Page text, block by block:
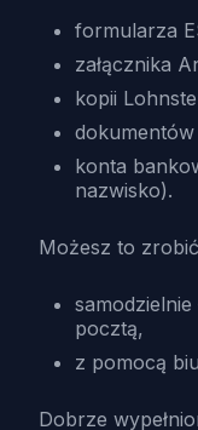
formularza
załącznika
kopii
konta
nazwisko).
Możesz to
pocztą,
z pomocą
Dobrze